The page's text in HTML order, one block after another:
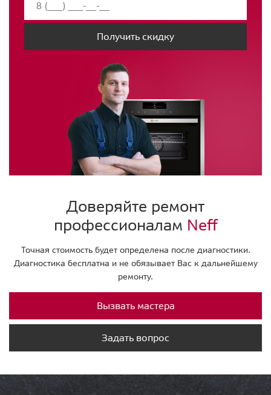
Получить скидку
Доверяйте ремонт
профессионалам Neff
Точная стоимость будет определена после диагностики.
Диагностика бесплатна и не обязывает Вас к дальнейшему
ремонту.
Вызвать мастера
Задать вопрос